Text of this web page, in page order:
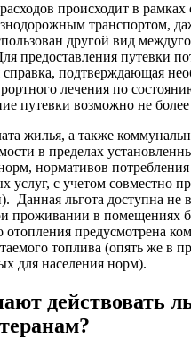
происходит в рамках
транспортом,
другой вид
предоставления путевки
подтверждающая
лечения по
путевки возможно не более
жилья, а также
в пределах
нормативов потребления
услуг, с учетом совместно
Данная льгота доступна не
проживании в помещениях
отопления предусмотрена
топлива (опять же в
для населения норм).
действовать